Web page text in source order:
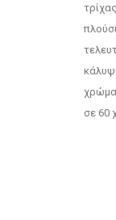
χρώμα
σε 60